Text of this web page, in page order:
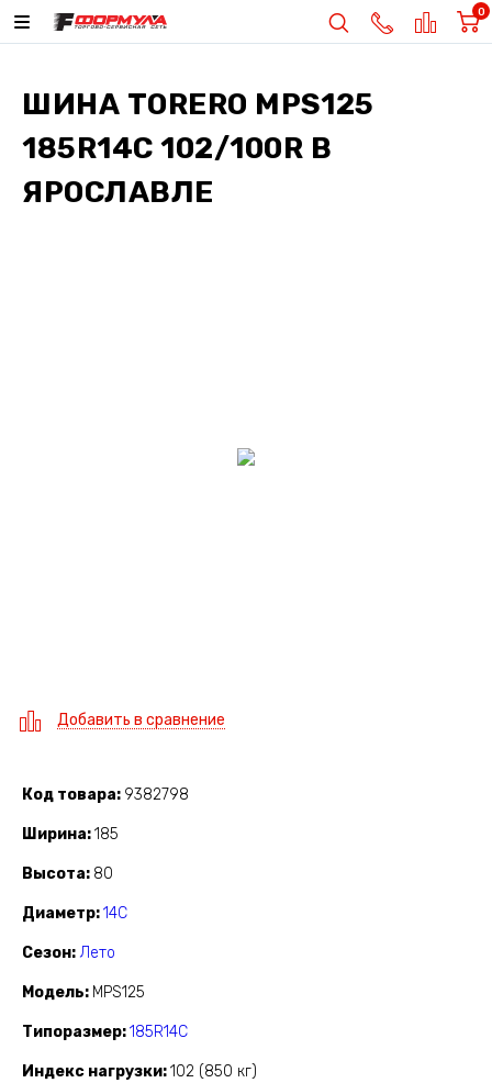
0
ШИНА TORERO MPS125
185R14C 102/100R В
ЯРОСЛАВЛЕ
Добавить в сравнение
Код товара 9382798
Ширина 185
Высота 80
Диаметр 14C
Сезон Лето
Модель MPS125
Типоразмер 185R14C
Индекс нагрузки 102 (850 кг)